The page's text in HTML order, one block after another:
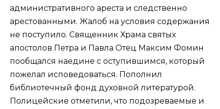
административного ареста и следственно
арестованными. Жалоб на условия содержания
не поступило. Священник Храма святых
апостолов Петра и Павла Отец Максим Фомин
пообщался наедине с оступившимся, который
пожелал исповедоваться. Пополнил
библиотечный фонд духовной литературой.
Полицейские отметили, что подозреваемые и